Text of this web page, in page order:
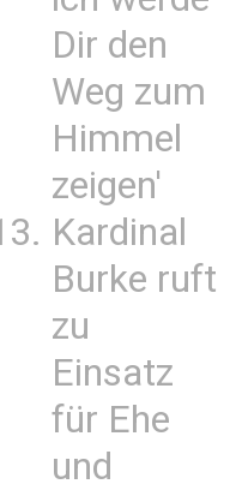
Dir den
Weg zum
Himmel
zeigen'
Kardinal
Burke ruft
zu
Einsatz
für Ehe
und